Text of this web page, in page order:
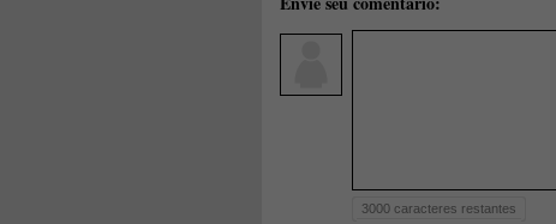
3000 caracteres restantes